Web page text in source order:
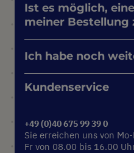
Ist es möglich,
meiner Bestellung
Ich habe noch
Kundenservice
+49 (0)40 675 99 39 0
Sie erreichen uns von
Fr von 08.00 bis 16.00